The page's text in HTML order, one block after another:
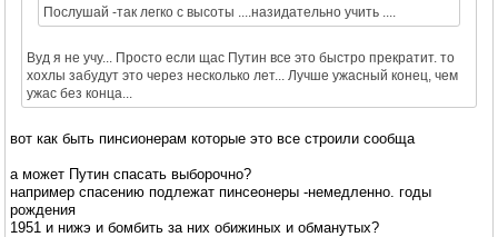
Послушай -так легко с высоты ....назидательно учить ....
Вуд я не учу... Просто если щас Путин все это быстро прекратит. то
хохлы забудут это через несколько лет... Лучше ужасный конец, чем
ужас без конца...
вот как быть пинсионерам которые это все строили сообща
а может Путин спасать выборочно?
например спасению подлежат пинсеонеры -немедленно. годы
рождения
1951 и нижэ и бомбить за них обижиных и обманутых?